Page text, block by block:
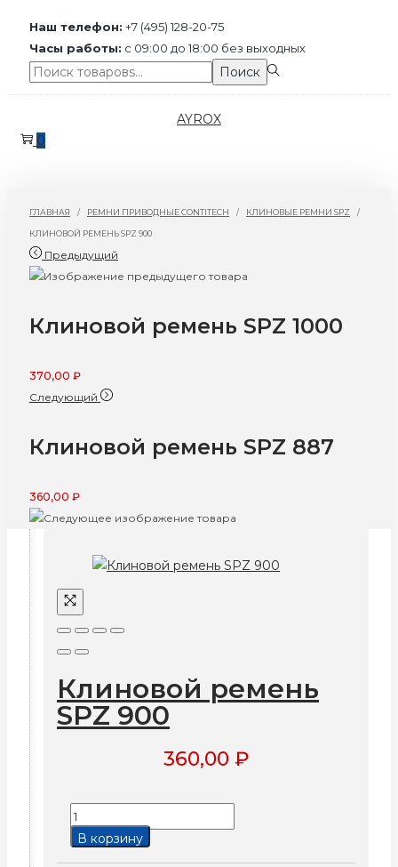
Наш телефон: +7 (495) 128-20-75
Часы работы: с 09:00 до 18:00 без выходных
Поиск:>
Поиск
к
к
AYROX
0
ГЛАВНАЯ / РЕМНИ ПРИВОДНЫЕ CONTITECH / КЛИНОВЫЕ РЕМНИ SPZ /
КЛИНОВОЙ РЕМЕНЬ SPZ 900
Предыдущий
Клиновой ремень SPZ 1000
370,00 ₽
Следующий
Клиновой ремень SPZ 887
360,00 ₽
Клиновой ремень
SPZ 900
360,00 ₽
Количество
товара
В корзину